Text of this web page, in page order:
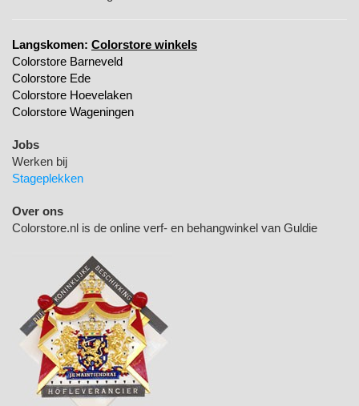
Langskomen: Colorstore winkels
Colorstore Barneveld
Colorstore Ede
Colorstore Hoevelaken
Colorstore Wageningen
Jobs
Werken bij
Stageplekken
Over ons
Colorstore.nl is de online verf- en behangwinkel van Guldie